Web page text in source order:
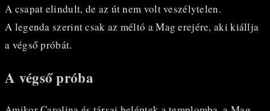
A csapat elindult, de az út nem volt veszélytelen.
A legenda szerint csak az méltó a Mag erejére, aki kiállja
a végső próbát.
A végső próba